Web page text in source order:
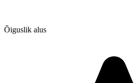
Õiguslik alus